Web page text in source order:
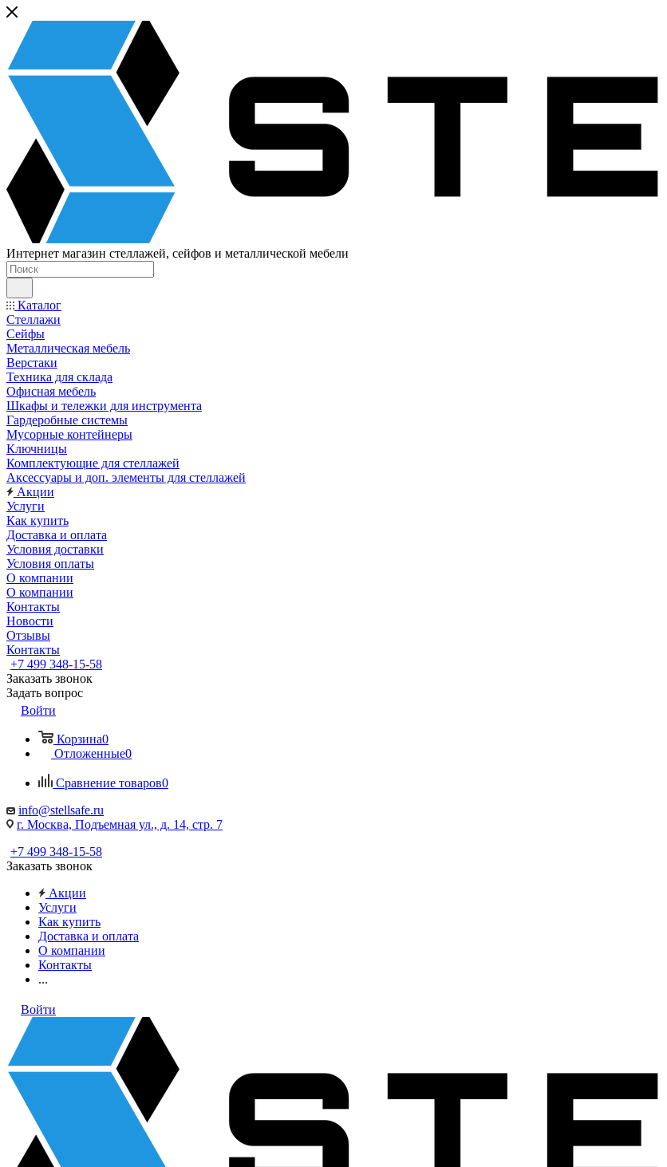
Интернет магазин стеллажей, сейфов и металлической мебели
Каталог
Стеллажи
Сейфы
Металлическая мебель
Верстаки
Техника для склада
Офисная мебель
Шкафы и тележки для инструмента
Гардеробные системы
Мусорные контейнеры
Ключницы
Комплектующие для стеллажей
Аксессуары и доп. элементы для стеллажей
Акции
Услуги
Как купить
Доставка и оплата
Условия доставки
Условия оплаты
О компании
О компании
Контакты
Новости
Отзывы
Контакты
+7 499 348-15-58
Заказать звонок
Задать вопрос
Войти
Корзина0
Отложенные0
Сравнение товаров0
info@stellsafe.ru
г. Москва, Подъемная ул., д. 14, стр. 7
+7 499 348-15-58
Заказать звонок
Акции
Услуги
Как купить
Доставка и оплата
О компании
Контакты
...
Войти